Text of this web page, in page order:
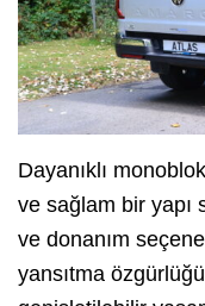
Dayanıklı
ve sağlam bir yapı
ve donanım
yansıtma